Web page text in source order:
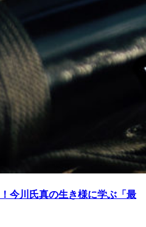
今川氏真の生き様に学ぶ「最